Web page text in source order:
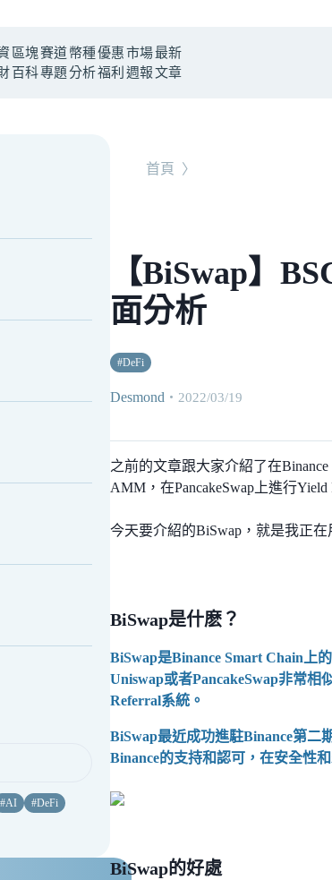
區塊
百科
賽道
專題
幣種
分析
優惠
福利
市場
週報
最新
文章
#AI #DeFi
首頁 〉
【BiSwap】
面分析
#DeFi
Desmond ・ 2022/03/19
之前的文章跟大家介紹了在Binance
AMM，在PancakeSwap上進行
今天要介紹的BiSwap，就是我正在
BiSwap是什麽？
BiSwap是Binance Smart Chain上
Uniswap或者PancakeSwap非常
Referral系統。
BiSwap最近成功進駐Binance第二
Binance的支持和認可，在安全性
BiSwap的好處